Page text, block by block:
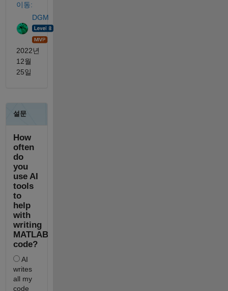
이동:
DGM
2022년
12월
25일